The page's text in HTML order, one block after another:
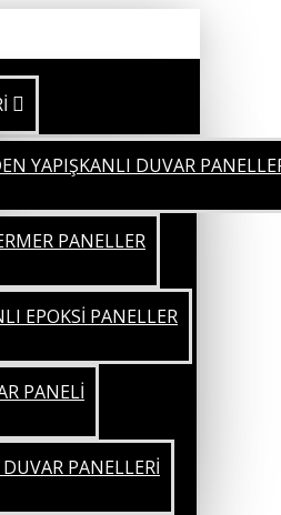
YAPIŞKANLI DUVAR
PANELLER
EPOKSİ PANELLER
PANELİ
PANELLERİ